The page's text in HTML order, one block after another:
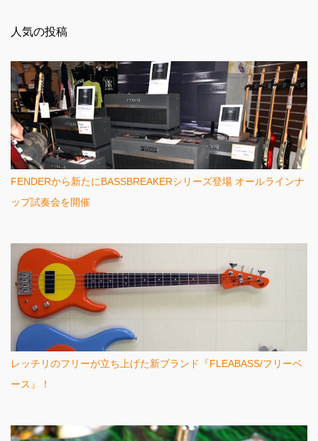
ト
人気の投稿
FENDERから新たにBASSBREAKERシリーズ登場 オールラインナ
ップ試奏会を開催
レッチリのフリーが立ち上げた新ブランド『FLEABASS/フリーベ
ース』！